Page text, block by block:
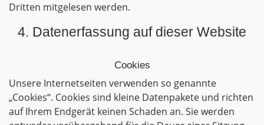
Dritten mitgelesen werden.
4. Datenerfassung auf dieser Website
Cookies
Unsere Internetseiten verwenden so genannte
„Cookies“. Cookies sind kleine Datenpakete und richten
auf Ihrem Endgerät keinen Schaden an. Sie werden